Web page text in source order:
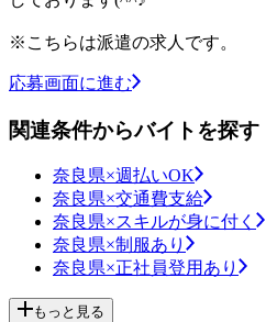
※こちらは派遣の求人です。
応募画面に進む
関連条件からバイトを探す
奈良県×週払いOK
奈良県×交通費支給
奈良県×スキルが身に付く
奈良県×制服あり
奈良県×正社員登用あり
もっと見る